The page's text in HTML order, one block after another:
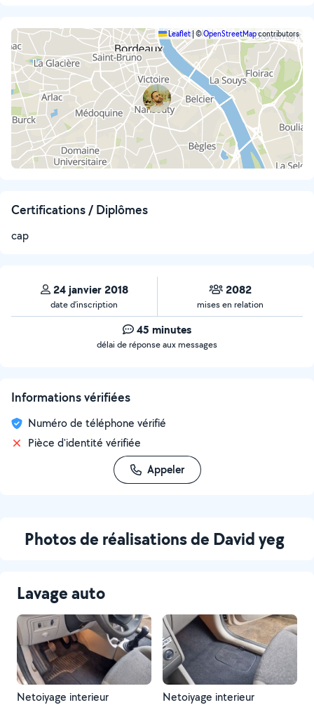
Leaflet|©OpenStreetMapcontributors
Certifications / Diplômes
cap
24 janvier 2018
date d’inscription
2082
mises en relation
45 minutes
délai de réponse aux messages
Informations vérifiées
Numéro de téléphone vérifié
Pièce d'identité vérifiée
Appeler
Photos de réalisations de David yeg
Lavage auto
Netoiyage interieur Netoiyage interieur